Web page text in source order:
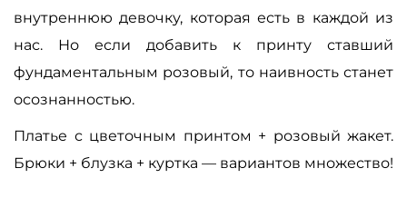
внутреннюю девочку, которая есть в каждой из
нас. Но если добавить к принту ставший
фундаментальным розовый, то наивность станет
осознанностью.
Платье с цветочным принтом + розовый жакет.
Брюки + блузка + куртка — вариантов множество!